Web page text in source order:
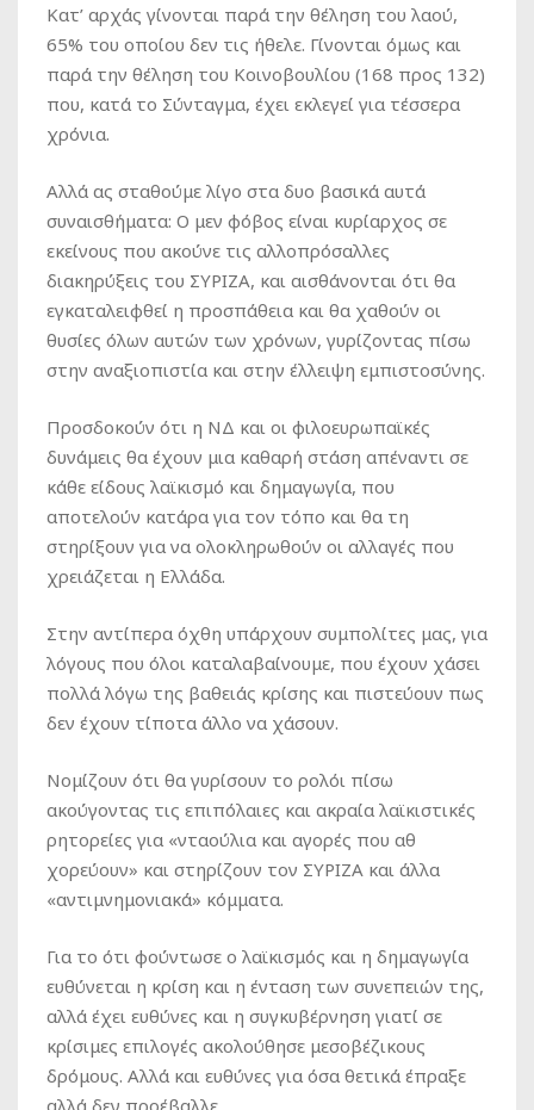
Κατ’ αρχάς γίνονται παρά την θέληση του λαού,
65% του οποίου δεν τις ήθελε. Γίνονται όμως και
παρά την θέληση του Κοινοβουλίου (168 προς 132)
που, κατά το Σύνταγμα, έχει εκλεγεί για τέσσερα
χρόνια.
Αλλά ας σταθούμε λίγο στα δυο βασικά αυτά
συναισθήματα: Ο μεν φόβος είναι κυρίαρχος σε
εκείνους που ακούνε τις αλλοπρόσαλλες
διακηρύξεις του ΣΥΡΙΖΑ, και αισθάνονται ότι θα
εγκαταλειφθεί η προσπάθεια και θα χαθούν οι
θυσίες όλων αυτών των χρόνων, γυρίζοντας πίσω
στην αναξιοπιστία και στην έλλειψη εμπιστοσύνης.
Προσδοκούν ότι η ΝΔ και οι φιλοευρωπαϊκές
δυνάμεις θα έχουν μια καθαρή στάση απέναντι σε
κάθε είδους λαϊκισμό και δημαγωγία, που
αποτελούν κατάρα για τον τόπο και θα τη
στηρίξουν για να ολοκληρωθούν οι αλλαγές που
χρειάζεται η Ελλάδα.
Στην αντίπερα όχθη υπάρχουν συμπολίτες μας, για
λόγους που όλοι καταλαβαίνουμε, που έχουν χάσει
πολλά λόγω της βαθειάς κρίσης και πιστεύουν πως
δεν έχουν τίποτα άλλο να χάσουν.
Νομίζουν ότι θα γυρίσουν το ρολόι πίσω
ακούγοντας τις επιπόλαιες και ακραία λαϊκιστικές
ρητορείες για «νταούλια και αγορές που αθ
χορεύουν» και στηρίζουν τον ΣΥΡΙΖΑ και άλλα
«αντιμνημονιακά» κόμματα.
Για το ότι φούντωσε ο λαϊκισμός και η δημαγωγία
ευθύνεται η κρίση και η ένταση των συνεπειών της,
αλλά έχει ευθύνες και η συγκυβέρνηση γιατί σε
κρίσιμες επιλογές ακολούθησε μεσοβέζικους
δρόμους. Αλλά και ευθύνες για όσα θετικά έπραξε